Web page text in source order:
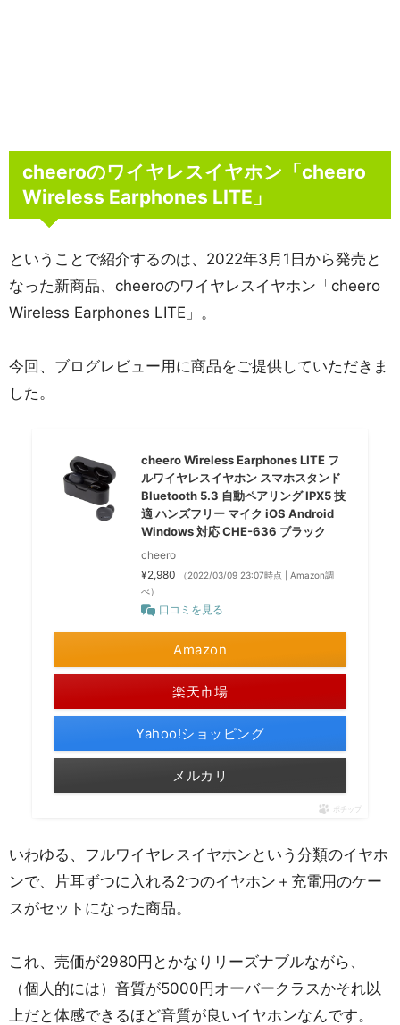
cheeroのワイヤレスイヤホン「cheero
Wireless Earphones LITE」
ということで紹介するのは、2022年3月1日から発売と
なった新商品、cheeroのワイヤレスイヤホン「cheero
Wireless Earphones LITE」。
今回、ブログレビュー用に商品をご提供していただきま
した。
cheero Wireless Earphones LITE フ
ルワイヤレスイヤホン スマホスタンド
Bluetooth 5.3 自動ペアリング IPX5 技
適 ハンズフリー マイク iOS Android
Windows 対応 CHE-636 ブラック
cheero
¥2,980
（2022/03/09 23:07時点 | Amazon調
べ）
口コミを見る
Amazon
楽天市場
Yahoo!ショッピング
メルカリ
ポチップ
いわゆる、フルワイヤレスイヤホンという分類のイヤホ
ンで、片耳ずつに入れる2つのイヤホン＋充電用のケー
スがセットになった商品。
これ、売価が2980円とかなりリーズナブルながら、
（個人的には）音質が5000円オーバークラスかそれ以
上だと体感できるほど音質が良いイヤホンなんです。